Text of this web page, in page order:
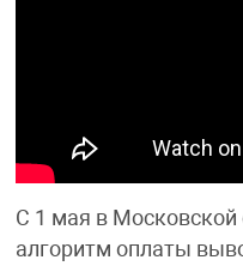
С 1 мая в Московской
алгоритм оплаты